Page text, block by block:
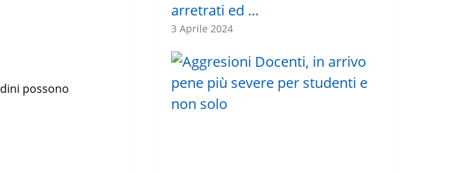
possono
arretrati ed …
3 Aprile 2024